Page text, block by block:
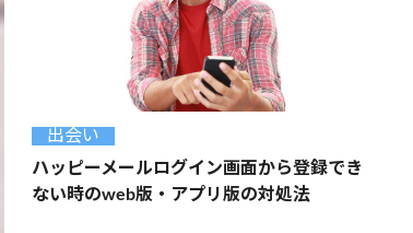
出会い
ハッピーメールログイン画面から登録でき
ない時のweb版・アプリ版の対処法